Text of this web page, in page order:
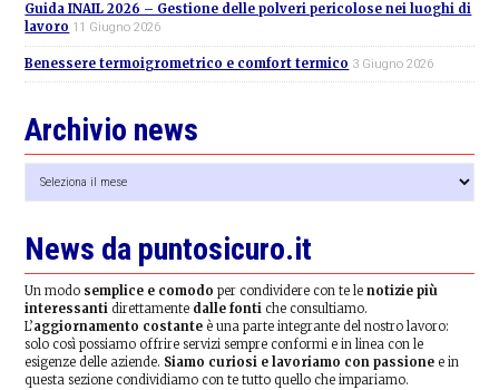
Guida INAIL 2026 – Gestione delle polveri pericolose nei luoghi di
lavoro 11 Giugno 2026
Benessere termoigrometrico e comfort termico 3 Giugno 2026
Archivio news
news
News da puntosicuro.it
Un modo semplice e comodo per condividere con te lenotizie più
interessanti direttamente dalle fonti che consultiamo.
L’aggiornamento costante è una parte integrante del nostro lavoro:
solo così possiamo offrire servizi sempre conformi e in linea con le
esigenze delle aziende. Siamo curiosi e lavoriamo con passione e in
questa sezione condividiamo con te tutto quello che impariamo.